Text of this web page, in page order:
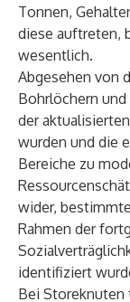
Tonnen,
diese auftreten,
wesentlich.
Abgesehen von
Bohrlöchern
der
wurden und die
Bereiche zu
wider,
Rahmen der
identifiziert
Bei